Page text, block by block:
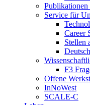
Publikationen
Service für
Career
Stellen
F3
Offene
InNoWest
SCALE-C